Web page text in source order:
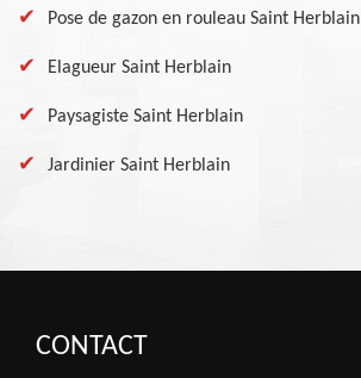
Pose de gazon en rouleau Saint Herblain
Elagueur Saint Herblain
Paysagiste Saint Herblain
Jardinier Saint Herblain
CONTACT